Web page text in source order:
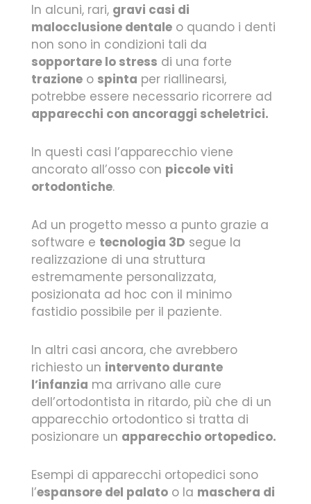
In alcuni, rari, gravi casi di
malocclusione dentale o quando i denti
non sono in condizioni tali da
sopportare lo stress di una forte
trazione o spinta per riallinearsi,
potrebbe essere necessario ricorrere ad
apparecchi con ancoraggi scheletrici.
In questi casi l’apparecchio viene
ancorato all’osso con piccole viti
ortodontiche.
Ad un progetto messo a punto grazie a
software e tecnologia 3D segue la
realizzazione di una struttura
estremamente personalizzata,
posizionata ad hoc con il minimo
fastidio possibile per il paziente.
In altri casi ancora, che avrebbero
richiesto un intervento durante
l’infanzia ma arrivano alle cure
dell’ortodontista in ritardo, più che di un
apparecchio ortodontico si tratta di
posizionare un apparecchio ortopedico.
Esempi di apparecchi ortopedici sono
l’espansore del palato o la maschera di